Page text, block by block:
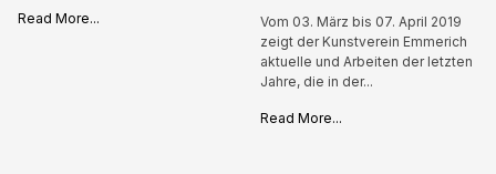
Read More...
Vom 03. März bis 07. April 2019
zeigt der Kunstverein Emmerich
aktuelle und Arbeiten der letzten
Jahre, die in der...
Read More...